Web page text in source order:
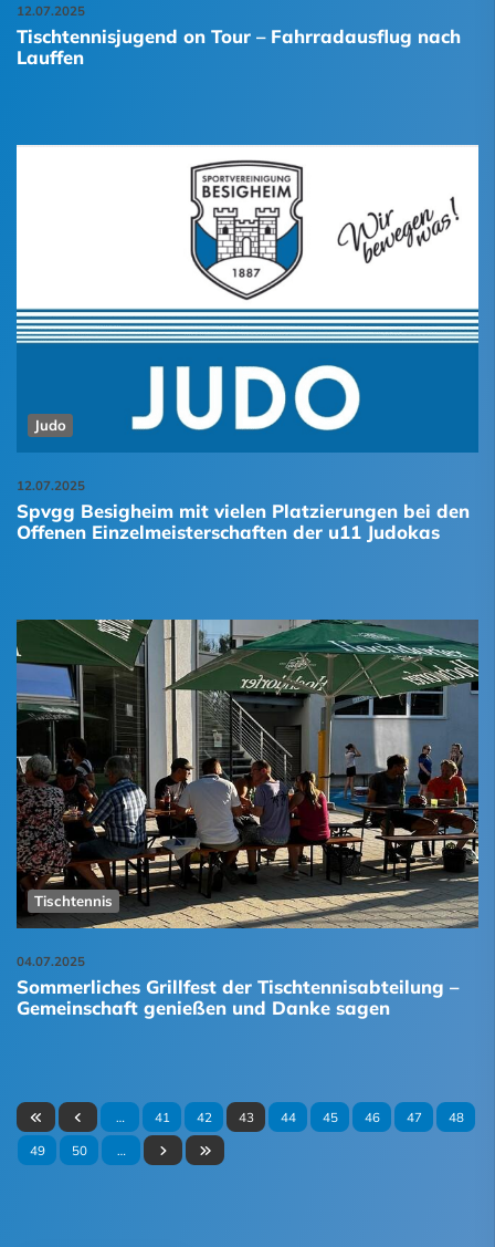
12.07.2025
Tischtennisjugend on Tour – Fahrradausflug nach
Lauffen
Judo
12.07.2025
Spvgg Besigheim mit vielen Platzierungen bei den
Offenen Einzelmeisterschaften der u11 Judokas
Tischtennis
04.07.2025
Sommerliches Grillfest der Tischtennisabteilung –
Gemeinschaft genießen und Danke sagen
… 41 42 43 44 45 46 47
48
49
50 …